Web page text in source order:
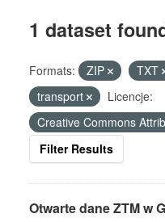
1 dataset
Formats: ZIP TXT
transport
Licencje:
Creative Commons
Filter Results
Otwarte dane ZTM w